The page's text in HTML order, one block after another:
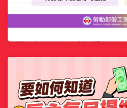
勞保老年給付 vs 勞工退休金
分類:最新消息 2026-06-16
勞保老年給付 vs 勞工退休金 一次
「勞保老年給付」和「勞工退休金
象、來源及請領方式都不一樣喔